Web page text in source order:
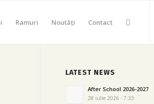
Ramuri Noutăți Contact
LATEST NEWS
After School 2026-2027
28 iulie 2026 - 7:33